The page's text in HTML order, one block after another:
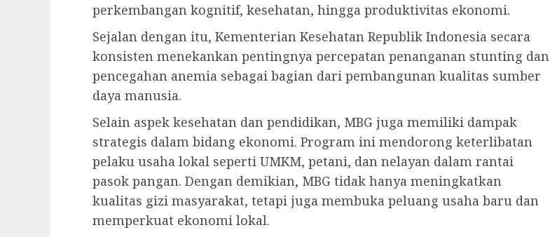
perkembangan kognitif, kesehatan, hingga produktivitas ekonomi.
Sejalan dengan itu, Kementerian Kesehatan Republik Indonesia secara
konsisten menekankan pentingnya percepatan penanganan stunting dan
pencegahan anemia sebagai bagian dari pembangunan kualitas sumber
daya manusia.
Selain aspek kesehatan dan pendidikan, MBG juga memiliki dampak
strategis dalam bidang ekonomi. Program ini mendorong keterlibatan
pelaku usaha lokal seperti UMKM, petani, dan nelayan dalam rantai
pasok pangan. Dengan demikian, MBG tidak hanya meningkatkan
kualitas gizi masyarakat, tetapi juga membuka peluang usaha baru dan
memperkuat ekonomi lokal.